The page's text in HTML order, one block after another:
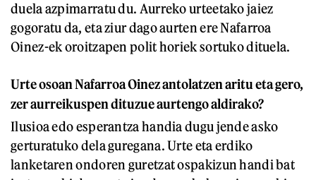
duela azpimarratu du. Aurreko urteetako jaiez
gogoratu da, eta ziur dago aurten ere Nafarroa
Oinez-ek oroitzapen polit horiek sortuko dituela.
Urte osoan Nafarroa Oinez antolatzen aritu eta gero,
zer aurreikuspen dituzue aurtengo aldirako?
Ilusioa edo esperantza handia dugu jende asko
gerturatuko dela guregana. Urte eta erdiko
lanketaren ondoren guretzat ospakizun handi bat